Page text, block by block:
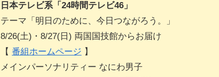
日本テレビ系「24時間テレビ46」
テーマ「明日のために、今日つながろう。」
8/26(土)・8/27(日) 両国国技館からお届け
【 番組ホームページ 】
メインパーソナリティー なにわ男子